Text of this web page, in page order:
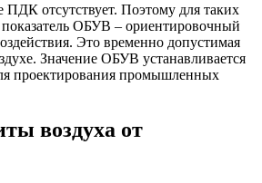
ПДК отсутствует. Поэтому для таких
показатель ОБУВ – ориентировочный
Это временно допустимая
Значение ОБУВ устанавливается
проектирования промышленных
воздуха от